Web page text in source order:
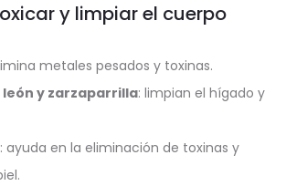
y limpiar el cuerpo
metales pesados y toxinas.
león y zarzaparrilla: limpian el hígado y
: ayuda en la eliminación de toxinas y